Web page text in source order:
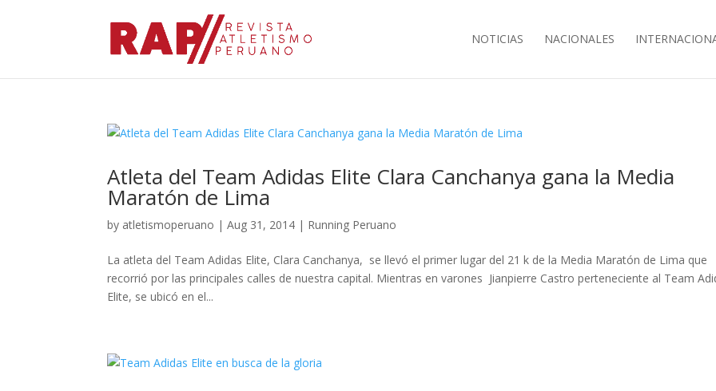
NOTICIAS NACIONALES
Atleta del Team Adidas Elite Clara Canchanya gana la Media
Maratón de Lima
by atletismoperuano |Aug 31, 2014 | Running Peruano
La atleta del Team Adidas Elite, Clara Canchanya, se llevó el primer lugar del 21 k de la Media Maratón de Lima que
recorrió por las principales calles de nuestra capital. Mientras en varones Jianpierre Castro perteneciente al Team
Elite, se ubicó en el...